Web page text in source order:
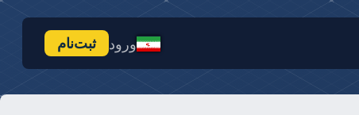
ورود ثبت‌نام